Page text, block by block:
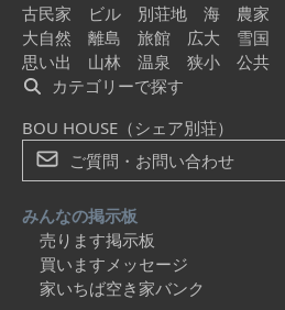
古民家
ビル 別荘地 海 農家
大自然
離島 旅館 広大 雪国
思い出
山林 温泉 狭小 公共
カテゴリーで探す
BOU HOUSE（シェア別荘）
ご質問・お問い合わせ
みんなの掲示板
売ります掲示板
買いますメッセージ
家いちば空き家バンク